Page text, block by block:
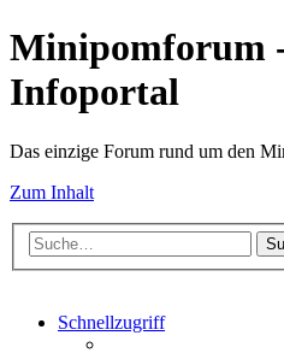
Minipomforum
Infoportal
Das einzige Forum rund um den
Zum Inhalt
Schnellzugriff